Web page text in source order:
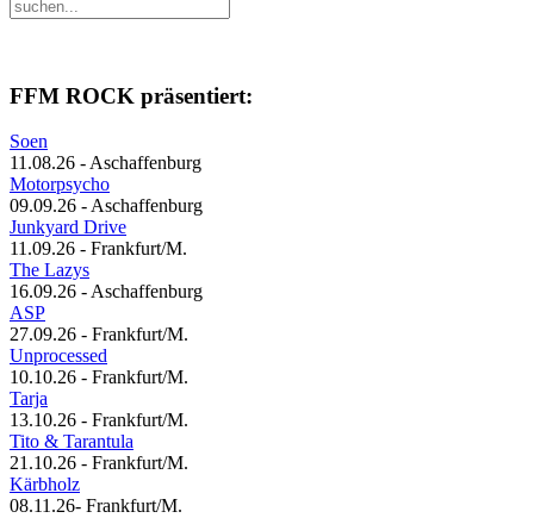
FFM ROCK präsentiert:
Soen
11.08.26 - Aschaffenburg
Motorpsycho
09.09.26 - Aschaffenburg
Junkyard Drive
11.09.26 - Frankfurt/M.
The Lazys
16.09.26 - Aschaffenburg
ASP
27.09.26 - Frankfurt/M.
Unprocessed
10.10.26 - Frankfurt/M.
Tarja
13.10.26 - Frankfurt/M.
Tito & Tarantula
21.10.26 - Frankfurt/M.
Kärbholz
08.11.26- Frankfurt/M.